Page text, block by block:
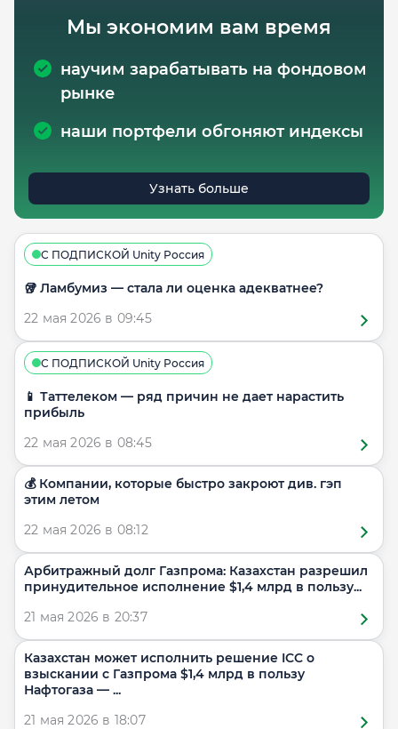
Мы экономим вам время
научим зарабатывать на фондовом
рынке
наши портфели обгоняют индексы
Узнать больше
С ПОДПИСКОЙ Unity Россия
🥡 Ламбумиз — стала ли оценка адекватнее?
22 мая 2026 в 09:45
С ПОДПИСКОЙ Unity Россия
📱 Таттелеком — ряд причин не дает нарастить
прибыль
22 мая 2026 в 08:45
💰 Компании, которые быстро закроют див. гэп
этим летом
22 мая 2026 в 08:12
Арбитражный долг Газпрома: Казахстан разрешил
принудительное исполнение $1,4 млрд в пользу...
21 мая 2026 в 20:37
Казахстан может исполнить решение ICC о
взыскании с Газпрома $1,4 млрд в пользу
Нафтогаза — ...
21 мая 2026 в 18:07